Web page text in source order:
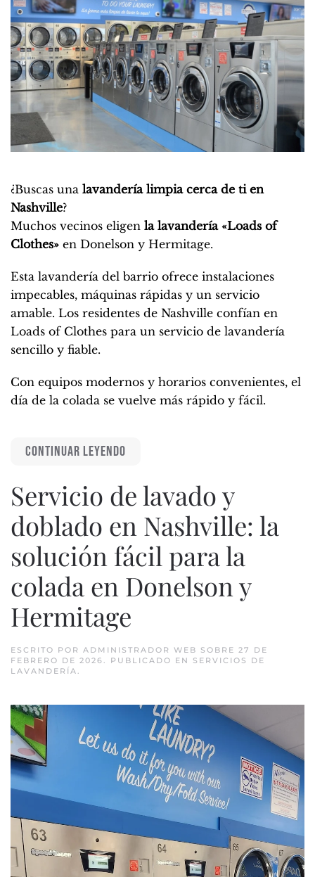
¿Buscas una lavandería limpia cerca de ti en
Nashville?
Muchos vecinos eligen la lavandería «Loads of
Clothes» en Donelson y Hermitage.
Esta lavandería del barrio ofrece instalaciones
impecables, máquinas rápidas y un servicio
amable. Los residentes de Nashville confían en
Loads of Clothes para un servicio de lavandería
sencillo y fiable.
Con equipos modernos y horarios convenientes, el
día de la colada se vuelve más rápido y fácil.
CONTINUAR LEYENDO
Servicio de lavado y
doblado en Nashville: la
solución fácil para la
colada en Donelson y
Hermitage
ESCRITO POR ADMINISTRADOR WEB SOBRE 27 DE
FEBRERO DE 2026
. PUBLICADO EN SERVICIOS DE
LAVANDERÍA